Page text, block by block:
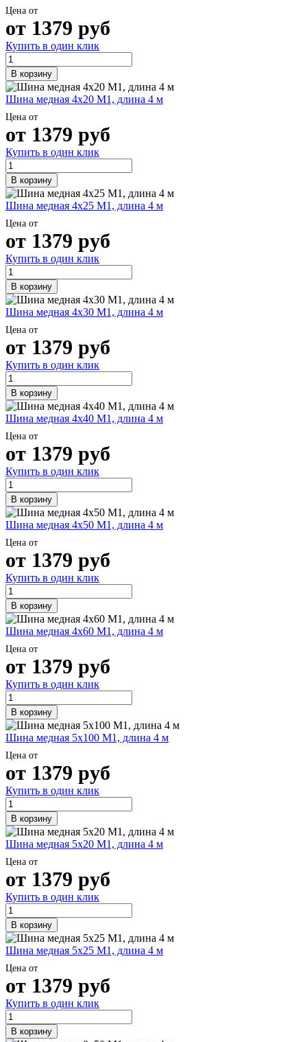
Цена от
от 1379 руб
Купить в один клик
В корзину
Шина медная 4х20 М1, длина 4 м
Цена от
от 1379 руб
Купить в один клик
В корзину
Шина медная 4х25 М1, длина 4 м
Цена от
от 1379 руб
Купить в один клик
В корзину
Шина медная 4х30 М1, длина 4 м
Цена от
от 1379 руб
Купить в один клик
В корзину
Шина медная 4х40 М1, длина 4 м
Цена от
от 1379 руб
Купить в один клик
В корзину
Шина медная 4х50 М1, длина 4 м
Цена от
от 1379 руб
Купить в один клик
В корзину
Шина медная 4х60 М1, длина 4 м
Цена от
от 1379 руб
Купить в один клик
В корзину
Шина медная 5х100 М1, длина 4 м
Цена от
от 1379 руб
Купить в один клик
В корзину
Шина медная 5х20 М1, длина 4 м
Цена от
от 1379 руб
Купить в один клик
В корзину
Шина медная 5х25 М1, длина 4 м
Цена от
от 1379 руб
Купить в один клик
В корзину